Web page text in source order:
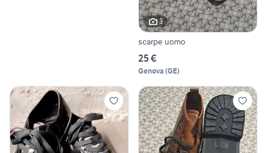
3
scarpe uomo
25 €
Genova (GE)